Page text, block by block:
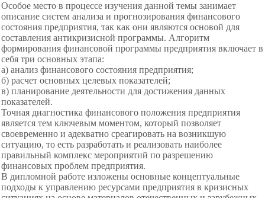
Особое место в процессе изучения данной темы занимает
описание систем анализа и прогнозирования финансового
состояния предприятия, так как они являются основой для
составления антикризисной программы. Алгоритм
формирования финансовой программы предприятия включает в
себя три основных этапа:
а) анализ финансового состояния предприятия;
б) расчет основных целевых показателей;
в) планирование деятельности для достижения данных
показателей.
Точная диагностика финансового положения предприятия
является тем ключевым моментом, который позволяет
своевременно и адекватно среагировать на возникшую
ситуацию, то есть разработать и реализовать наиболее
правильный комплекс мероприятий по разрешению
финансовых проблем предприятия.
В дипломной работе изложены основные концептуальные
подходы к управлению ресурсами предприятия в кризисных